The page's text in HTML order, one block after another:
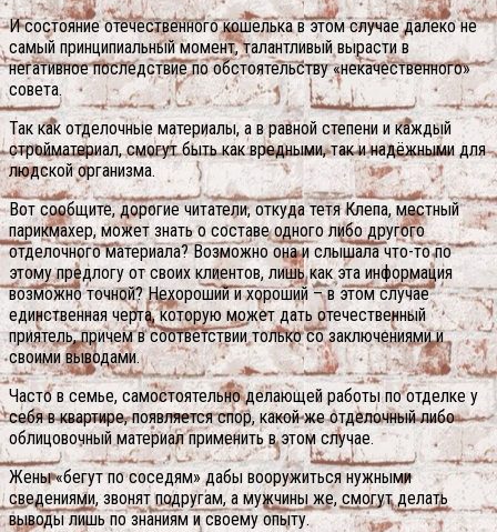
И состояние отечественного кошелька в этом случае далеко не
самый принципиальный момент, талантливый вырасти в
негативное последствие по обстоятельству «некачественного»
совета.
Так как отделочные материалы, а в равной степени и каждый
стройматериал, смогут быть как вредными, так и надёжными для
людской организма.
Вот сообщите, дорогие читатели, откуда тетя Клепа, местный
парикмахер, может знать о составе одного либо другого
отделочного материала? Возможно она и слышала что-то по
этому предлогу от своих клиентов, лишь как эта информация
возможно точной? Нехороший и хороший – в этом случае
единственная черта, которую может дать отечественный
приятель, причем в соответствии только со заключениями и
своими выводами.
Часто в семье, самостоятельно делающей работы по отделке у
себя в квартире, появляется спор, какой же отделочный либо
облицовочный материал применить в этом случае.
Жены «бегут по соседям» дабы вооружиться нужными
сведениями, звонят подругам, а мужчины же, смогут делать
выводы лишь по знаниям и своему опыту.